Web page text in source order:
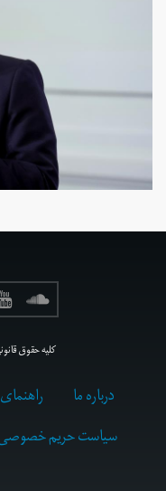
کلیه حقوق
درباره ما
سیاست حریم